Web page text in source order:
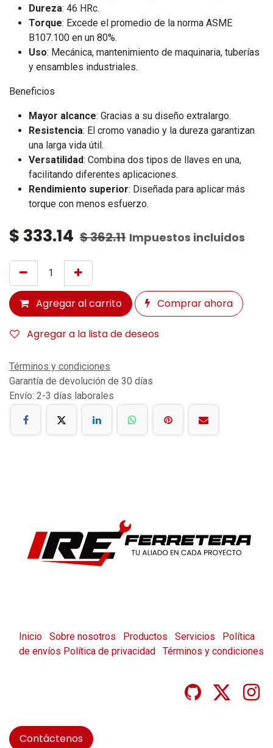
Dureza: 46 HRc.
Torque: Excede el promedio de la norma ASME
B107.100 en un 80%.
Uso: Mecánica, mantenimiento de maquinaria, tuberías
y ensambles industriales.
Beneficios
Mayor alcance: Gracias a su diseño extralargo.
Resistencia: El cromo vanadio y la dureza garantizan
una larga vida útil.
Versatilidad: Combina dos tipos de llaves en una,
facilitando diferentes aplicaciones.
Rendimiento superior: Diseñada para aplicar más
torque con menos esfuerzo.
$ 333.14 $362.11 Impuestos incluidos
Agregar al carrito Comprar ahora
Agregar a la lista de deseos
Términos y condiciones
Garantía de devolución de 30 días
Envío: 2-3 días laborales
Inicio Sobre nosotros Productos Servicios
Política
de envíos Política de privacidad Términos y condiciones
Contáctenos